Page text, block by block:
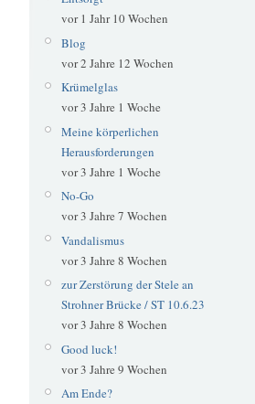
vor 1 Jahr 10 Wochen
Blog
vor 2 Jahre 12 Wochen
Krümelglas
vor 3 Jahre 1 Woche
Meine körperlichen
Herausforderungen
vor 3 Jahre 1 Woche
No-Go
vor 3 Jahre 7 Wochen
Vandalismus
vor 3 Jahre 8 Wochen
zur Zerstörung der Stele an
Strohner Brücke / ST 10.6.23
vor 3 Jahre 8 Wochen
Good luck!
vor 3 Jahre 9 Wochen
Am Ende?